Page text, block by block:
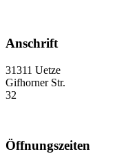
Anschrift
31311 Uetze
Gifhorner Str.
32
Öffnungszeiten